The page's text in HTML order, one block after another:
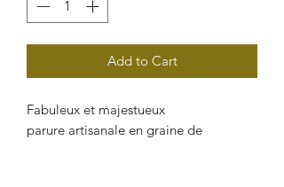
Add to Cart
Fabuleux et majestueux
parure artisanale en graine de